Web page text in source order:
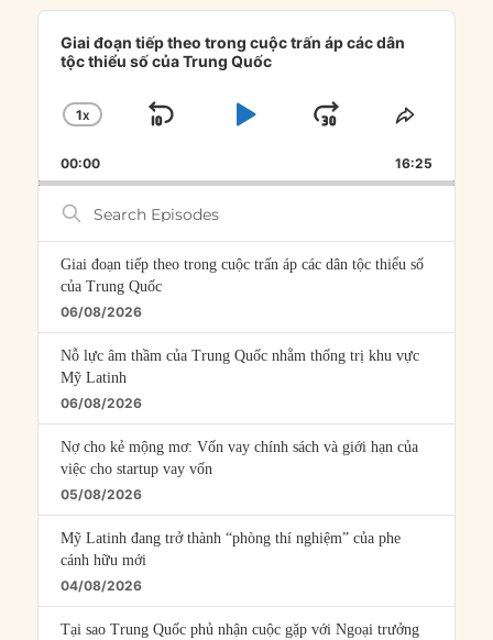
Audio
Player
Giai đoạn tiếp theo trong cuộc trấn áp các dân
tộc thiểu số của Trung Quốc
CHANGE
RATE
1X
SKIP
PLAYJUMP
FORWARD
SHARE
00:00 16:25
Search
Episodes
Giai đoạn tiếp theo trong cuộc trấn áp các dân tộc thiểu số
của Trung Quốc
06/08/2026
Nỗ lực âm thầm của Trung Quốc nhằm thống trị khu vực
Mỹ Latinh
06/08/2026
Nợ cho kẻ mộng mơ: Vốn vay chính sách và giới hạn của
việc cho startup vay vốn
05/08/2026
Mỹ Latinh đang trở thành “phòng thí nghiệm” của phe
cánh hữu mới
04/08/2026
Tại sao Trung Quốc phủ nhận cuộc gặp với Ngoại trưởng